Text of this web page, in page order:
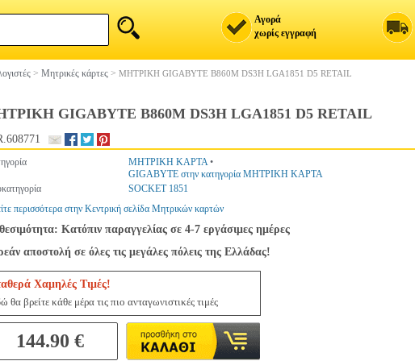
Αγορά
χωρίς εγγραφή
> Μητρικές κάρτες > ΜΗΤΡΙΚΗ GIGABYTE B860M DS3H LGA1851 D5 RETAIL
GIGABYTE B860M DS3H LGA1851 D5 RETAIL
ΜΗΤΡΙΚΗ ΚΑΡΤΑ•
GIGABYTE στην κατηγορία ΜΗΤΡΙΚΗ ΚΑΡΤΑ
SOCKET 1851
περισσότερα στην Κεντρική σελίδα Μητρικών καρτών
Κατόπιν παραγγελίας σε 4-7 εργάσιμες ημέρες
αποστολή σε όλες τις μεγάλες πόλεις της Ελλάδας!
Χαμηλές Τιμές!
θα βρείτε κάθε μέρα τις πιο ανταγωνιστικές τιμές
144.90 €